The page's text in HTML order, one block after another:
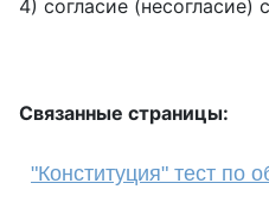
4) согласие
Связанные страницы:
"Конституция" тест по